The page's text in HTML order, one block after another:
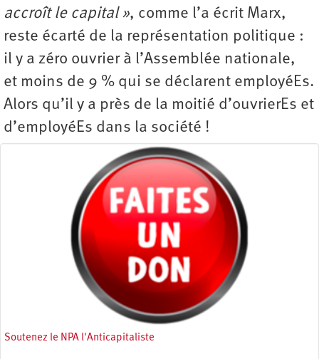
accroît le capital », comme l’a écrit Marx,
reste écarté de la représentation politique :
il y a zéro ouvrier à l’Assemblée nationale,
et moins de 9 % qui se déclarent employéEs.
Alors qu’il y a près de la moitié d’ouvrierEs et
d’employéEs dans la société !
Soutenez le NPA l'Anticapitaliste